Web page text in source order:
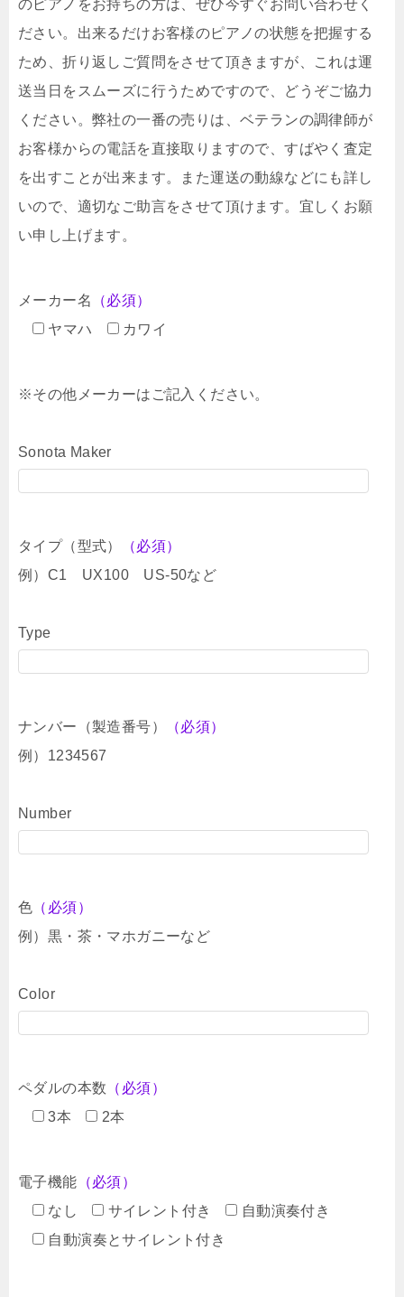
のピアノをお持ちの方は、ぜひ今すぐお問い合わせく
ださい。出来るだけお客様のピアノの状態を把握する
ため、折り返しご質問をさせて頂きますが、これは運
送当日をスムーズに行うためですので、どうぞご協力
ください。弊社の一番の売りは、ベテランの調律師が
お客様からの電話を直接取りますので、すばやく査定
を出すことが出来ます。また運送の動線などにも詳し
いので、適切なご助言をさせて頂けます。宜しくお願
い申し上げます。
メーカー名
（必須）
ヤマハ
カワイ
※その他メーカーはご記入ください。
Sonota Maker
タイプ（型式）
（必須）
例）C1 UX100 US-50など
Type
ナンバー（製造番号）
（必須）
例）1234567
Number
色 （必須）
例）黒・茶・マホガニーなど
Color
ペダルの本数 （必須）
3本
2本
電子機能 （必須）
なし
サイレント付き
自動演奏付き
自動演奏とサイレント付き